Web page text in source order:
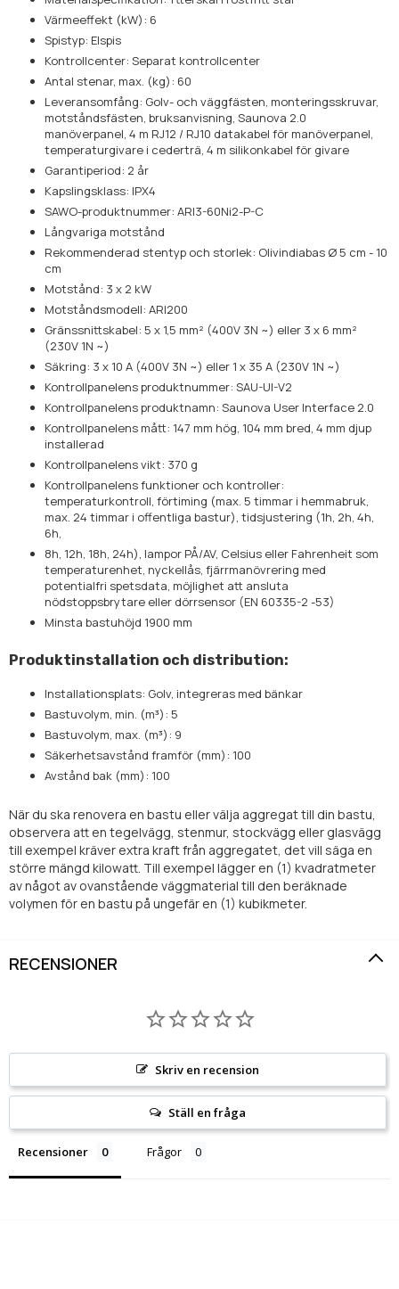
Värmeeffekt (kW): 6
Spistyp: Elspis
Kontrollcenter: Separat kontrollcenter
Antal stenar, max. (kg): 60
Leveransomfång: Golv- och väggfästen, monteringsskruvar,
motståndsfästen, bruksanvisning, Saunova 2.0
manöverpanel, 4 m RJ12 / RJ10 datakabel för manöverpanel,
temperaturgivare i cederträ, 4 m silikonkabel för givare
Garantiperiod: 2 år
Kapslingsklass: IPX4
SAWO-produktnummer: ARI3-60Ni2-P-C
Långvariga motstånd
Rekommenderad stentyp och storlek: Olivindiabas Ø 5 cm - 10
cm
Motstånd: 3 x 2 kW
Motståndsmodell: ARI200
Gränssnittskabel: 5 x 1,5 mm² (400V 3N ~) eller 3 x 6 mm²
(230V 1N ~)
Säkring: 3 x 10 A (400V 3N ~) eller 1 x 35 A (230V 1N ~)
Kontrollpanelens produktnummer: SAU-UI-V2
Kontrollpanelens produktnamn: Saunova User Interface 2.0
Kontrollpanelens mått: 147 mm hög, 104 mm bred, 4 mm djup
installerad
Kontrollpanelens vikt: 370 g
Kontrollpanelens funktioner och kontroller:
temperaturkontroll, förtiming (max. 5 timmar i hemmabruk,
max. 24 timmar i offentliga bastur), tidsjustering (1h, 2h, 4h,
6h,
8h, 12h, 18h, 24h), lampor PÅ/AV, Celsius eller Fahrenheit som
temperaturenhet, nyckellås, fjärrmanövrering med
potentialfri spetsdata, möjlighet att ansluta
nödstoppsbrytare eller dörrsensor (EN 60335-2 -53)
Minsta bastuhöjd 1900 mm
Produktinstallation och distribution:
Installationsplats: Golv, integreras med bänkar
Bastuvolym, min. (m³): 5
Bastuvolym, max. (m³): 9
Säkerhetsavstånd framför (mm): 100
Avstånd bak (mm): 100
När du ska renovera en bastu eller välja aggregat till din bastu,
observera att en tegelvägg, stenmur, stockvägg eller glasvägg
till exempel kräver extra kraft från aggregatet, det vill säga en
större mängd kilowatt. Till exempel lägger en (1) kvadratmeter
av något av ovanstående väggmaterial till den beräknade
volymen för en bastu på ungefär en (1) kubikmeter.
RECENSIONER
Skriv en recension
Ställ en fråga
Recensioner Frågor